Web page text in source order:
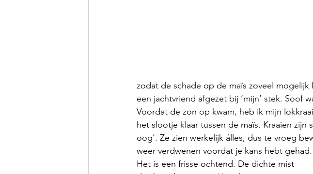
zodat de schade op de maïs zoveel
een jachtvriend afgezet bij ‘mijn’ stek. Soof
Voordat de zon op kwam, heb ik mijn
het slootje klaar tussen de maïs. Kraaien
oog’. Ze zien werkelijk álles, dus te vroeg
weer verdwenen voordat je kans hebt gehad.
Het is een frisse ochtend. De dichte mist